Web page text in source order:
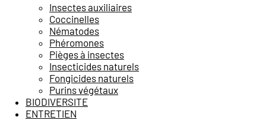
Insectes auxiliaires
Coccinelles
Nématodes
Phéromones
Pièges à insectes
Insecticides naturels
Fongicides naturels
Purins végétaux
BIODIVERSITE
ENTRETIEN